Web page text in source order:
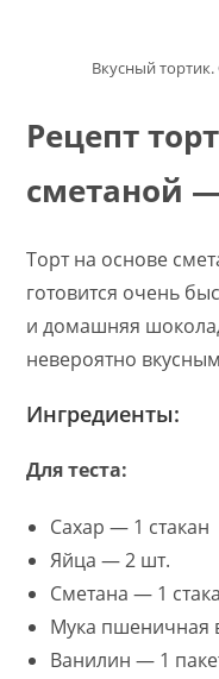
Вкусный
Рецепт
сметаной
Торт на основе
готовится очень
и домашняя
невероятно
Ингредиенты:
Для теста:
Сахар — 1 стакан
Яйца — 2 шт.
Сметана — 1
Мука пшеничная
Ванилин — 1